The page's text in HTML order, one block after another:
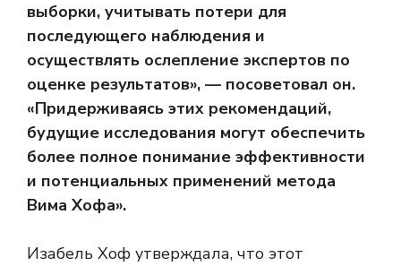
выборки, учитывать потери для
последующего наблюдения и
осуществлять ослепление экспертов по
оценке результатов», — посоветовал он.
«Придерживаясь этих рекомендаций,
будущие исследования могут обеспечить
более полное понимание эффективности
и потенциальных применений метода
Вима Хофа».
Изабель Хоф утверждала, что этот